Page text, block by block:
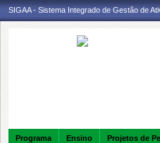
SIGAA - Sistema Integrado de Gestão de
Programa Ensino Projetos de